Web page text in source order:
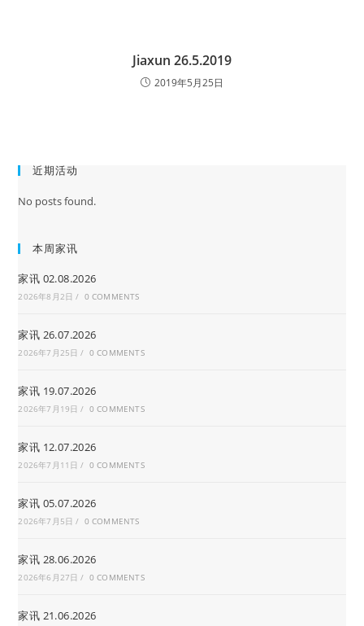
Jiaxun 26.5.2019
2019年5月25日
近期活动
No posts found.
本周家讯
家讯 02.08.2026
2026年8月2日 / 0 COMMENTS
家讯 26.07.2026
2026年7月25日 / 0 COMMENTS
家讯 19.07.2026
2026年7月19日 / 0 COMMENTS
家讯 12.07.2026
2026年7月11日 / 0 COMMENTS
家讯 05.07.2026
2026年7月5日 / 0 COMMENTS
家讯 28.06.2026
2026年6月27日 / 0 COMMENTS
家讯 21.06.2026